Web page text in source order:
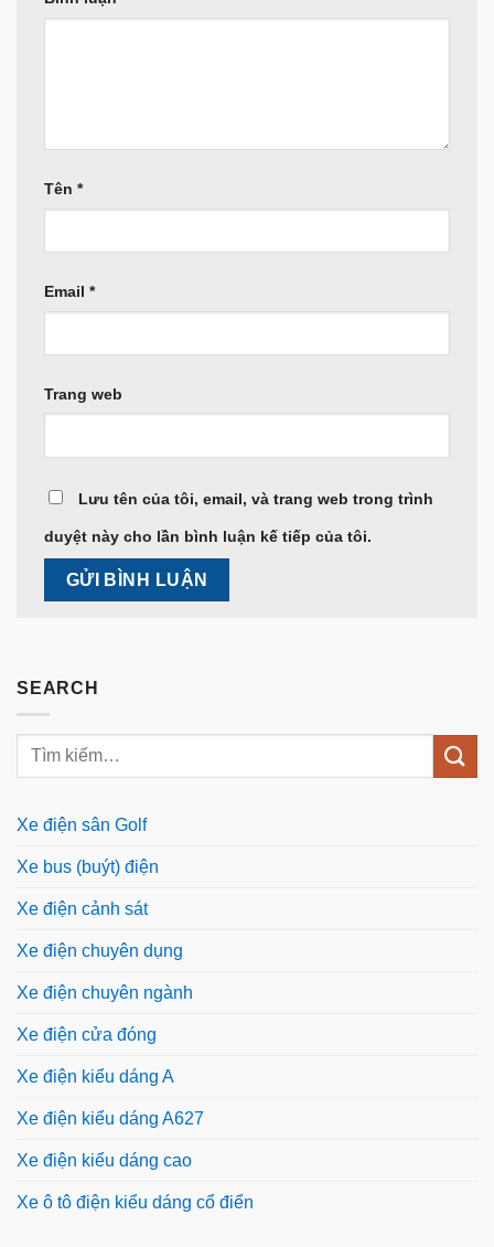
Tên *
Email *
Trang web
Lưu tên của tôi, email, và trang web trong trình
duyệt này cho lần bình luận kế tiếp của tôi.
SEARCH
Xe điện sân Golf
Xe bus (buýt) điện
Xe điện cảnh sát
Xe điện chuyên dụng
Xe điện chuyên ngành
Xe điện cửa đóng
Xe điện kiểu dáng A
Xe điện kiểu dáng A627
Xe điện kiểu dáng cao
Xe ô tô điện kiểu dáng cổ điển